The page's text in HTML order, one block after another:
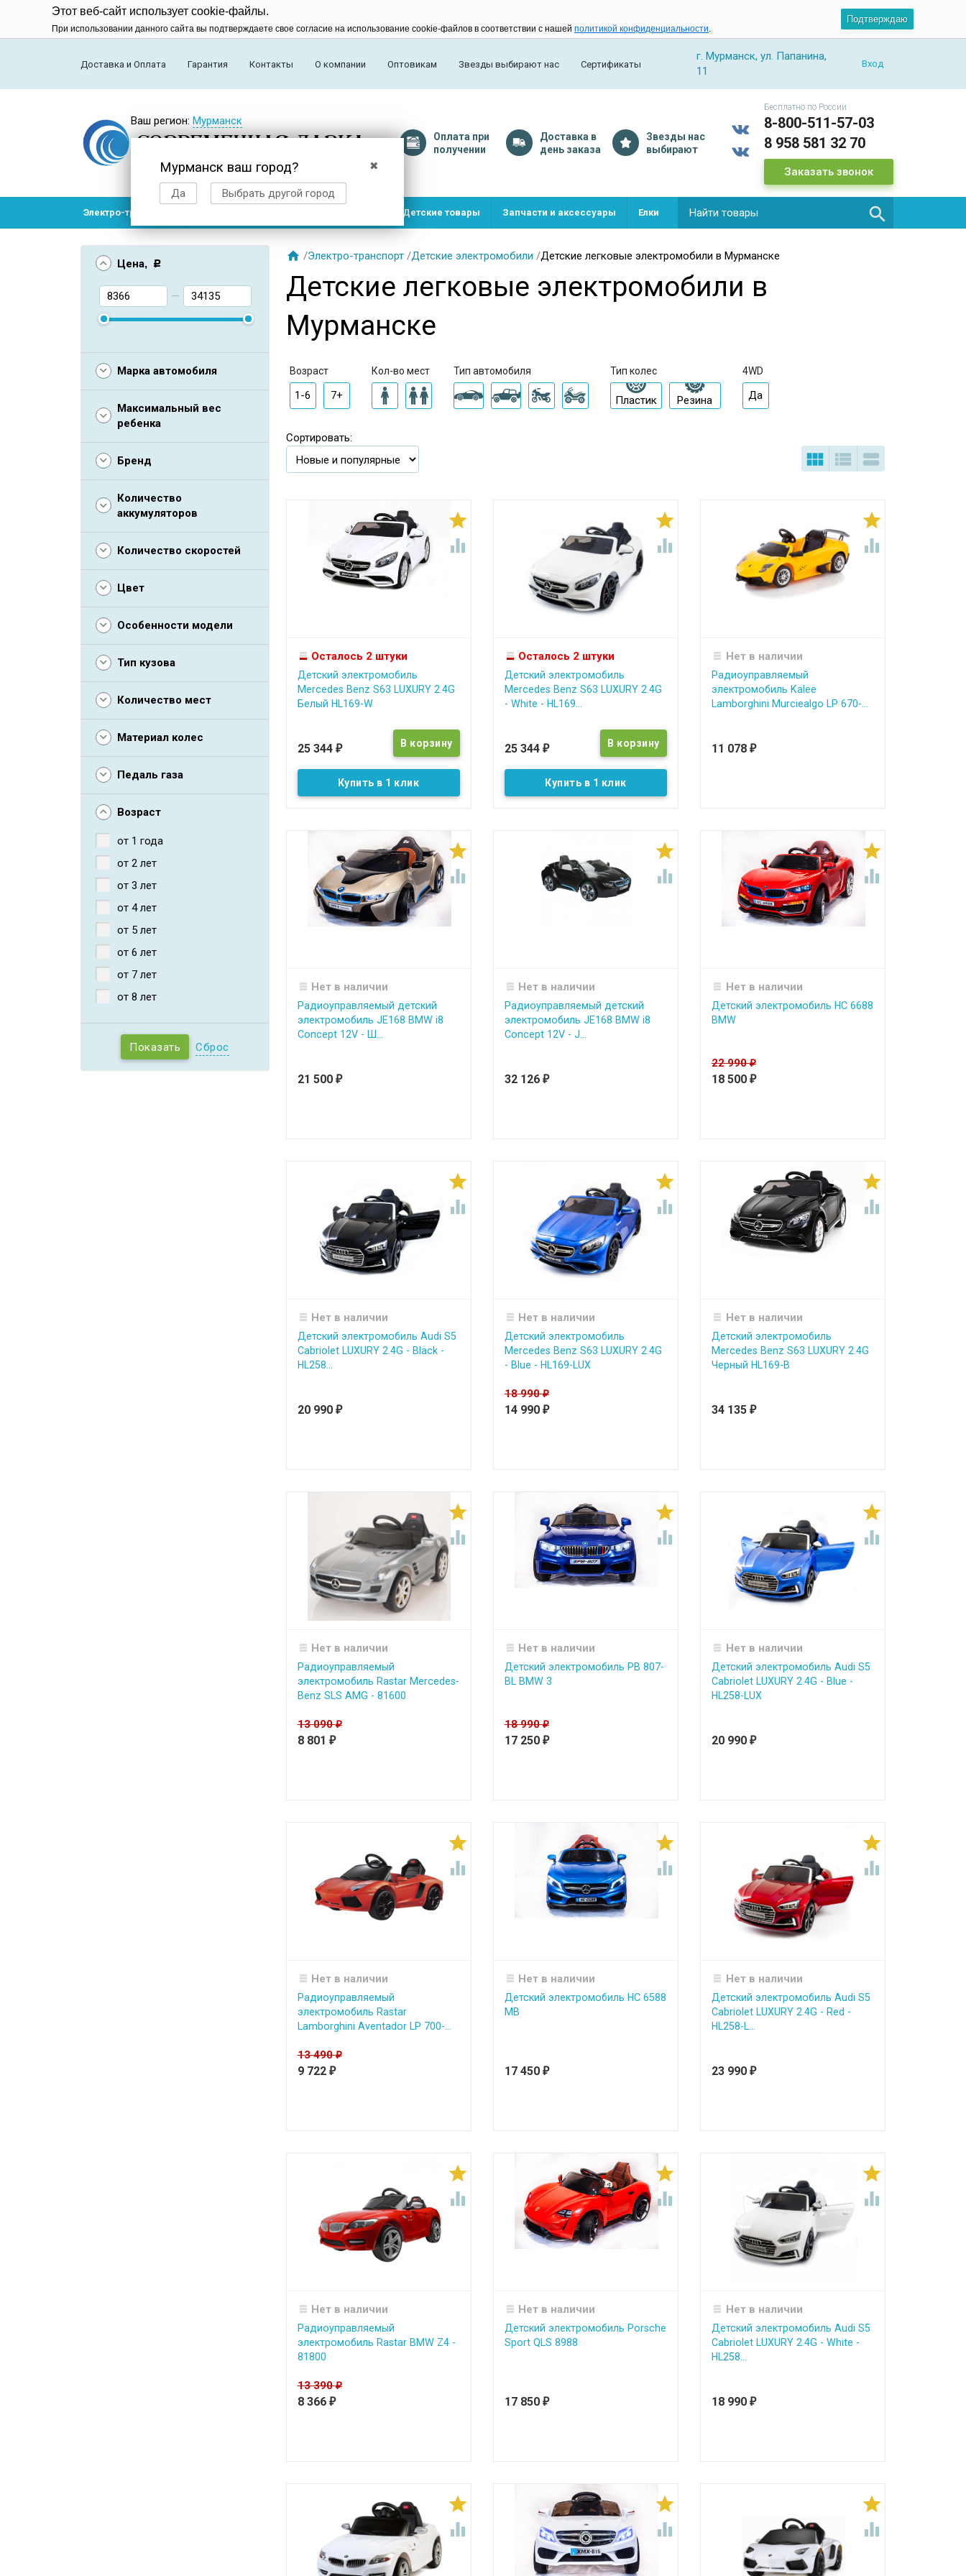
Этот веб-сайт использует cookie-файлы.
При использовании данного сайта вы подтверждаете свое согласие на использование cookie-файлов в соответствии с нашей политикой конфиденциальности.
Подтверждаю
Доставка и Оплата Гарантия Контакты О компании Оптовикам Звезды выбирают нас Сертификаты
г. Мурманск, ул. Папанина,
11
Вход
Ваш регион:Мурманск
✖
Мурманск ваш город?
Да Выбрать другой город
Оплата при
получении
Доставка в
день заказа
Звезды нас
выбирают
Бесплатно по России
8-800-511-57-03
8 958 581 32 70
Заказать звонок
Электро-транспорт Детские товары Запчасти и аксессуары Елки 
Цена , Р
—
Марка автомобиля
Максимальный вес
ребенка
Бренд
Количество
аккумуляторов
Количество скоростей
Цвет
Особенности модели
Тип кузова
Количество мест
Материал колес
Педаль газа
Возраст
от 1 года
от 2 лет
от 3 лет
от 4 лет
от 5 лет
от 6 лет
от 7 лет
от 8 лет
Сброс
 /Электро-транспорт /Детские электромобили /Детские легковые электромобили в Мурманске
Детские легковые электромобили в
Мурманске
Возраст
1-6 7+
Кол-во мест Тип автомобиля Тип колес
Пластик Резина
4WD
Да
Сортировать:
  


Осталось 2 штуки
Детский электромобиль
Mercedes Benz S63 LUXURY 2.4G
Белый HL169-W
25 344 ₽
Купить в 1 клик


Осталось 2 штуки
Детский электромобиль
Mercedes Benz S63 LUXURY 2.4G
- White - HL169...
25 344 ₽
Купить в 1 клик


Нет в наличии
Радиоуправляемый
электромобиль Kalee
Lamborghini Murciealgo LP 670-...
11 078 ₽


Нет в наличии
Радиоуправляемый детский
электромобиль JE168 BMW i8
Concept 12V - Ш...
21 500 ₽


Нет в наличии
Радиоуправляемый детский
электромобиль JE168 BMW i8
Concept 12V - J...
32 126 ₽


Нет в наличии
Детский электромобиль HC 6688
BMW
22 990₽
18 500 ₽


Нет в наличии
Детский электромобиль Audi S5
Cabriolet LUXURY 2.4G - Black -
HL258...
20 990 ₽


Нет в наличии
Детский электромобиль
Mercedes Benz S63 LUXURY 2.4G
- Blue - HL169-LUX
18 990₽
14 990 ₽


Нет в наличии
Детский электромобиль
Mercedes Benz S63 LUXURY 2.4G
Черный HL169-B
34 135 ₽


Нет в наличии
Радиоуправляемый
электромобиль Rastar Mercedes-
Benz SLS AMG - 81600
13 090₽
8 801 ₽


Нет в наличии
Детский электромобиль PB 807-
BL BMW 3
18 990₽
17 250 ₽


Нет в наличии
Детский электромобиль Audi S5
Cabriolet LUXURY 2.4G - Blue -
HL258-LUX
20 990 ₽


Нет в наличии
Радиоуправляемый
электромобиль Rastar
Lamborghini Aventador LP 700-...
13 490₽
9 722 ₽


Нет в наличии
Детский электромобиль HC 6588
MB
17 450 ₽


Нет в наличии
Детский электромобиль Audi S5
Cabriolet LUXURY 2.4G - Red -
HL258-L...
23 990 ₽


Нет в наличии
Радиоуправляемый
электромобиль Rastar BMW Z4 -
81800
13 390₽
8 366 ₽


Нет в наличии
Детский электромобиль Porsche
Sport QLS 8988
17 850 ₽


Нет в наличии
Детский электромобиль Audi S5
Cabriolet LUXURY 2.4G - White -
HL258...
18 990 ₽





